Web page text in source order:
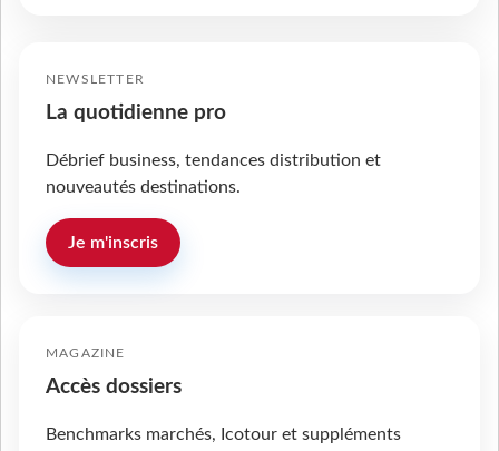
NEWSLETTER
La quotidienne pro
Débrief business, tendances distribution et
nouveautés destinations.
Je m'inscris
MAGAZINE
Accès dossiers
Benchmarks marchés, Icotour et suppléments